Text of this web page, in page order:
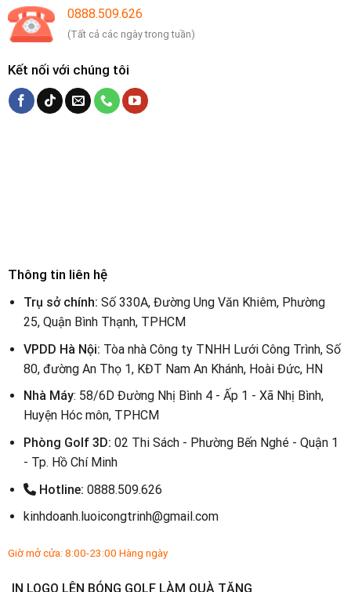
0888.509.626
(Tất cả các ngày trong tuần)
Kết nối với chúng tôi
Thông tin liên hệ
Trụ sở chính: Số 330A, Đường Ung Văn Khiêm, Phường
25, Quận Bình Thạnh, TPHCM
VPDD Hà Nội: Tòa nhà Công ty TNHH Lưới Công Trình, Số
80, đường An Thọ 1, KĐT Nam An Khánh, Hoài Đức, HN
Nhà Máy: 58/6D Đường Nhị Bình 4 - Ấp 1 - Xã Nhị Bình,
Huyện Hóc môn, TPHCM
Phòng Golf 3D:02 Thi Sách - Phường Bến Nghé - Quận 1
- Tp. Hồ Chí Minh
Hotline: 0888.509.626
kinhdoanh.luoicongtrinh@gmail.com
Giờ mở cửa: 8:00-23:00 Hàng ngày
IN LOGO LÊN BÓNG GOLF LÀM QUÀ TẶNG